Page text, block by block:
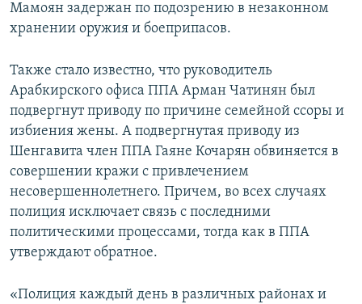
Мамоян задержан по подозрению в незаконном
хранении оружия и боеприпасов.
Также стало известно, что руководитель
Арабкирского офиса ППА Арман Чатинян был
подвергнут приводу по причине семейной ссоры и
избиения жены. А подвергнутая приводу из
Шенгавита член ППА Гаяне Кочарян обвиняется в
совершении кражи с привлечением
несовершеннолетнего. Причем, во всех случаях
полиция исключает связь с последними
политическими процессами, тогда как в ППА
утверждают обратное.
«Полиция каждый день в различных районах и